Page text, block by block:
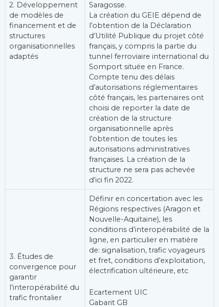
2. Développement
de modèles de
financement et de
structures
organisationnelles
adaptés
Saragosse.
La création du GEIE dépend de
l’obtention de la Déclaration
d’Utilité Publique du projet côté
français, y compris la partie du
tunnel ferroviaire international du
Somport située en France.
Compte tenu des délais
d’autorisations réglementaires
côté français, les partenaires ont
choisi de reporter la date de
création de la structure
organisationnelle après
l’obtention de toutes les
autorisations administratives
françaises. La création de la
structure ne sera pas achevée
d’ici fin 2022.
3. Études de
convergence pour
garantir
l’interopérabilité du
trafic frontalier
Définir en concertation avec les
Régions respectives (Aragon et
Nouvelle-Aquitaine), les
conditions d’interopérabilité de la
ligne, en particulier en matière
de: signalisation, trafic voyageurs
et fret, conditions d’exploitation,
électrification ultérieure, etc
Ecartement UIC
Gabarit GB